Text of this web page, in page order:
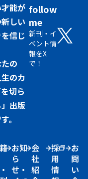
才能が
しい
信じ
の
生のカ
切ら
出版
。
follow
me
新刊・イ
ベント情
報をX
で！
お知
ら
せ・
会
社
紹
採
用
情
お
問
い